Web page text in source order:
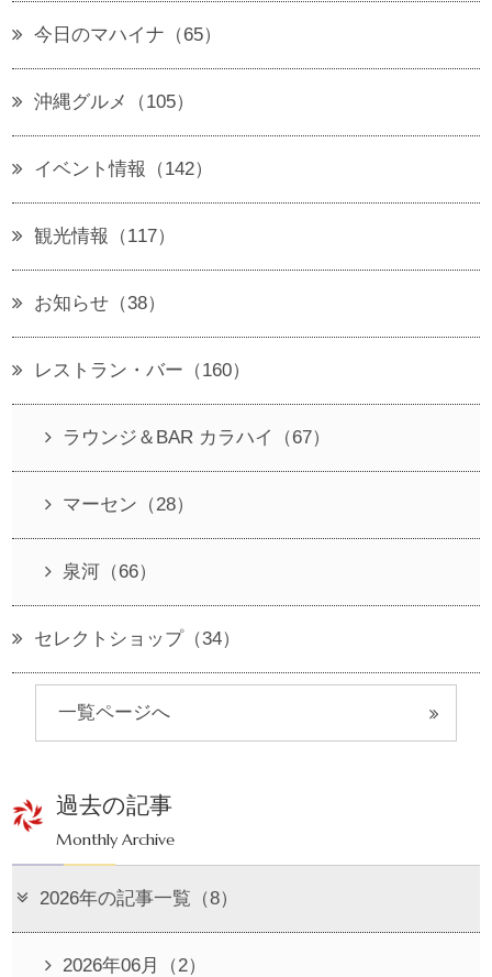
今日のマハイナ（65）
沖縄グルメ（105）
イベント情報（142）
観光情報（117）
お知らせ（38）
レストラン・バー（160）
ラウンジ＆BAR カラハイ（67）
マーセン（28）
泉河（66）
セレクトショップ（34）
一覧ページへ
過去の記事
Monthly Archive
2026年の記事一覧（8）
2026年06月（2）